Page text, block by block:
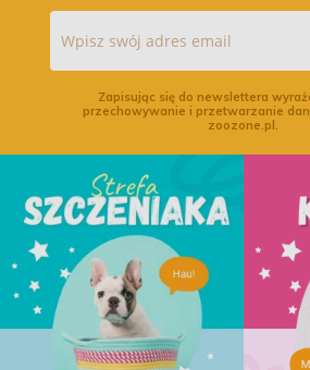
Zapisując się do newslettera
przechowywanie i przetwarzanie
zoozone.pl.